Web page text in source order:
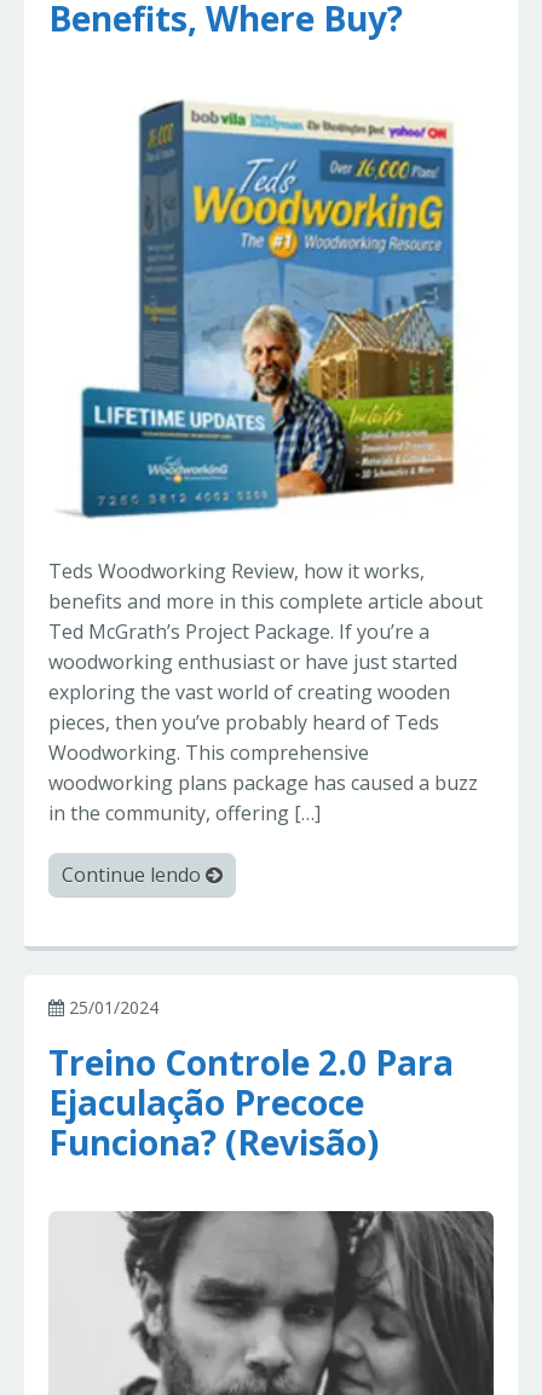
Benefits, Where Buy?
Teds Woodworking Review, how it works,
benefits and more in this complete article about
Ted McGrath’s Project Package. If you’re a
woodworking enthusiast or have just started
exploring the vast world of creating wooden
pieces, then you’ve probably heard of Teds
Woodworking. This comprehensive
woodworking plans package has caused a buzz
in the community, offering […]
Continue lendo
25/01/2024
Treino Controle 2.0 Para
Ejaculação Precoce
Funciona? (Revisão)